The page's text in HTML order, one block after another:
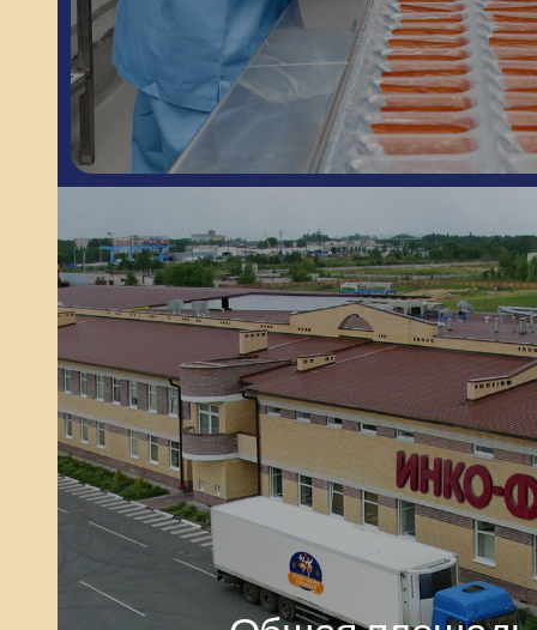
Общая площадь заводов
3,7 гектара